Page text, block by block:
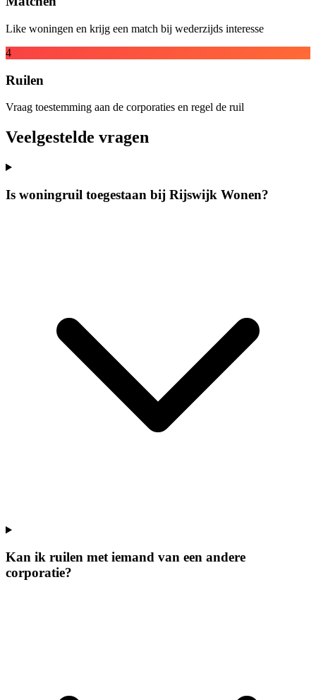
Like woningen en krijg een match bij wederzijds interesse
4
Ruilen
Vraag toestemming aan de corporaties en regel de ruil
Veelgestelde vragen
Is woningruil toegestaan bij Rijswijk Wonen?
Kan ik ruilen met iemand van een andere
corporatie?